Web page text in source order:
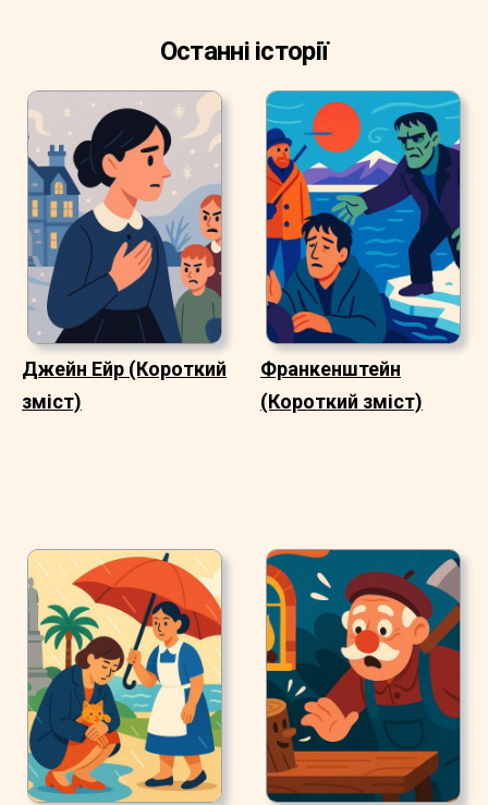
Останні історії
Джейн Ейр (Короткий
зміст)
Франкенштейн
(Короткий зміст)